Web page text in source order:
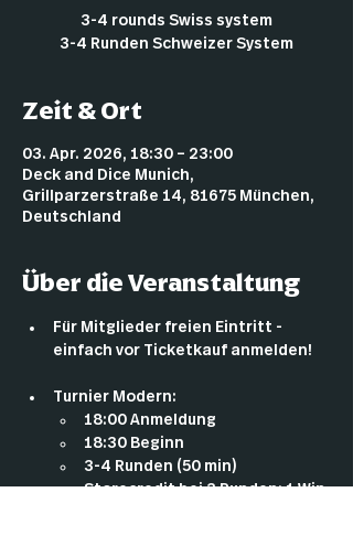
3-4 rounds Swiss system
3-4 Runden Schweizer System
Zeit & Ort
03. Apr. 2026, 18:30 – 23:00
Deck and Dice Munich,
Grillparzerstraße 14, 81675 München,
Deutschland
Über die Veranstaltung
Für Mitglieder freien Eintritt -
einfach vor Ticketkauf anmelden!
Turnier Modern:
18:00 Anmeldung
18:30 Beginn
3-4 Runden (50 min)
Storecredit bei 3 Runden: 1 Win